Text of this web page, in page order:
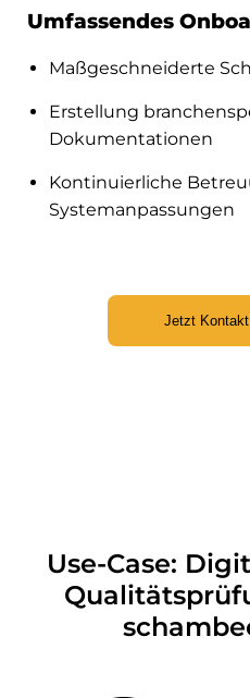
Umfassendes
Maßgeschneiderte
Erstellung
Dokumentationen
Kontinuierliche
Systemanpassungen
Jetzt
Use-Case: